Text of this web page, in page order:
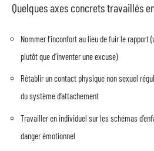
Quelques axes concrets travaillés
Nommer l’inconfort au lieu de fuir le rapport
plutôt que d’inventer une excuse)
Rétablir un contact physique non sexuel
du système d’attachement
Travailler en individuel sur les schémas
danger émotionnel